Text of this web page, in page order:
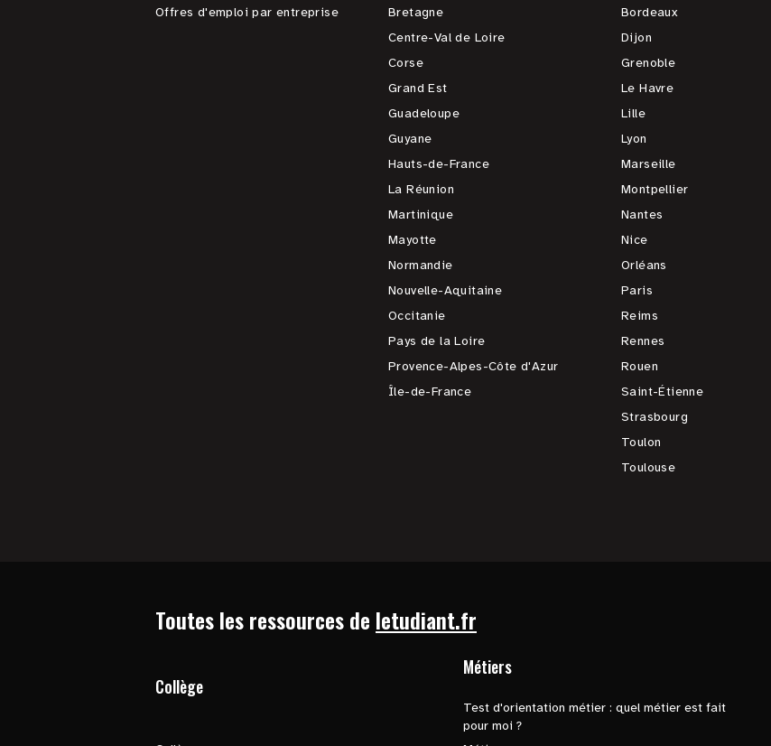
Offres d'emploi par entreprise
Bretagne
Centre-Val de Loire
Corse
Grand Est
Guadeloupe
Guyane
Hauts-de-France
La Réunion
Martinique
Mayotte
Normandie
Nouvelle-Aquitaine
Occitanie
Pays de la Loire
Provence-Alpes-Côte d'Azur
Île-de-France
Bordeaux
Dijon
Grenoble
Le Havre
Lille
Lyon
Marseille
Montpellier
Nantes
Nice
Orléans
Paris
Reims
Rennes
Rouen
Saint-Étienne
Strasbourg
Toulon
Toulouse
Toutes les ressources de letudiant.fr
Collège
Métiers
Test d'orientation métier : quel métier est fait
pour moi ?